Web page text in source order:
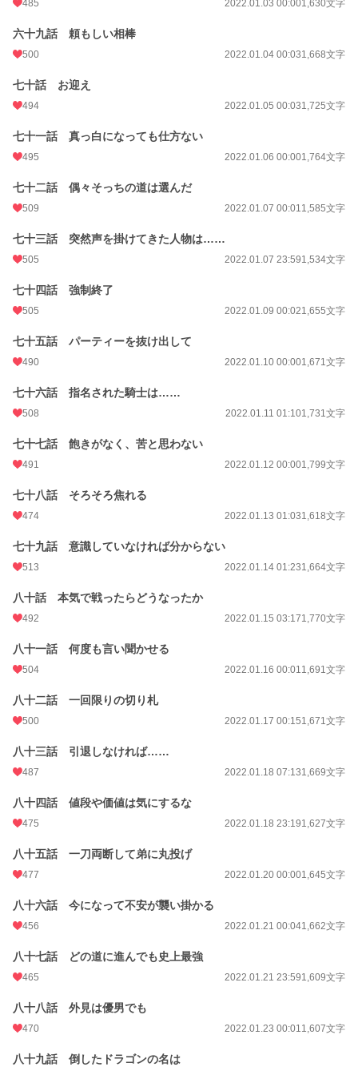
485 2022.01.03 00:001,630文字
六十九話 頼もしい相棒
500 2022.01.04 00:031,668文字
七十話 お迎え
494 2022.01.05 00:031,725文字
七十一話 真っ白になっても仕方ない
495 2022.01.06 00:001,764文字
七十二話 偶々そっちの道は選んだ
509 2022.01.07 00:011,585文字
七十三話 突然声を掛けてきた人物は……
505 2022.01.07 23:591,534文字
七十四話 強制終了
505 2022.01.09 00:021,655文字
七十五話 パーティーを抜け出して
490 2022.01.10 00:001,671文字
七十六話 指名された騎士は……
508 2022.01.11 01:101,731文字
七十七話 飽きがなく、苦と思わない
491 2022.01.12 00:001,799文字
七十八話 そろそろ焦れる
474 2022.01.13 01:031,618文字
七十九話 意識していなければ分からない
513 2022.01.14 01:231,664文字
八十話 本気で戦ったらどうなったか
492 2022.01.15 03:171,770文字
八十一話 何度も言い聞かせる
504 2022.01.16 00:011,691文字
八十二話 一回限りの切り札
500 2022.01.17 00:151,671文字
八十三話 引退しなければ……
487 2022.01.18 07:131,669文字
八十四話 値段や価値は気にするな
475 2022.01.18 23:191,627文字
八十五話 一刀両断して弟に丸投げ
477 2022.01.20 00:001,645文字
八十六話 今になって不安が襲い掛かる
456 2022.01.21 00:041,662文字
八十七話 どの道に進んでも史上最強
465 2022.01.21 23:591,609文字
八十八話 外見は優男でも
470 2022.01.23 00:011,607文字
八十九話 倒したドラゴンの名は